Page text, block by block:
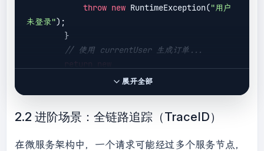
private
// 实际逻辑：校验 Token 有效性，查询数据
库获取用户信息
User(1L,
员");
throw new RuntimeException("用户
未登录");
// 使用 currentUser 生成订单...
return
Order(currentUser.getId(),
展开全部
2.2 进阶场景：全链路追踪（TraceID）
在微服务架构中，一个请求可能经过多个服务节点，